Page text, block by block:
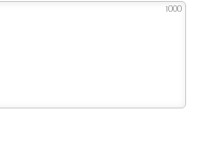
1000